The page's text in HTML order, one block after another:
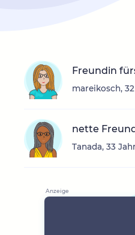
Freundin
mareikosch,
nette
Tanada, 33